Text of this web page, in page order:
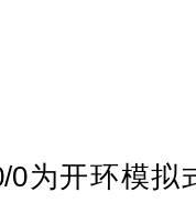
0为开环模